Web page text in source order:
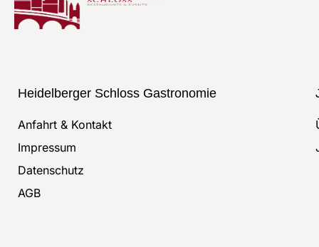
Heidelberger Schloss Gastronomie
Anfahrt & Kontakt
Impressum
Datenschutz
AGB